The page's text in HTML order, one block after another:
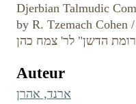
Djerbian Talmudic
by R. Tzemach Cohen / פרשנות ג'רבאית לתלמוד:
הדשן" לר' צמח כהן
Auteur
ארנד, אהרן